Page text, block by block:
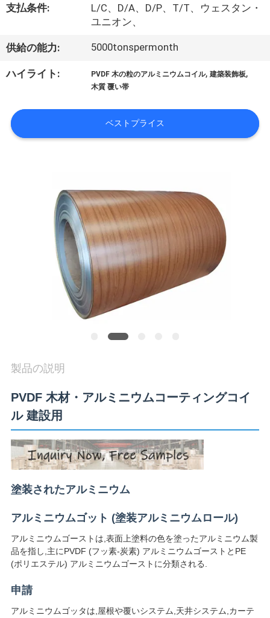
て
工
場
行
絡
し
な
さ
い
ニ
ュ
ー
ス
支払条件:
L/C、D/A、D/P、T/T、ウェスタン・
ユニオン、
供給の能力: 5000tonspermonth
ハイライト: PVDF 木の粒のアルミニウムコイル,建築装飾板,
木質 覆い帯
ベストプライス
製品の説明
PVDF 木材・アルミニウムコーティングコイ
ル 建設用
塗装されたアルミニウム
アルミニウムゴット (塗装アルミニウムロール)
アルミニウムゴーストは,表面上塗料の色を塗ったアルミニウム製
品を指し,主にPVDF (フッ素-炭素) アルミニウムゴーストとPE
(ポリエステル) アルミニウムゴーストに分類される.
申請
アルミニウムゴッタは,屋根や覆いシステム,天井システム,カーテ